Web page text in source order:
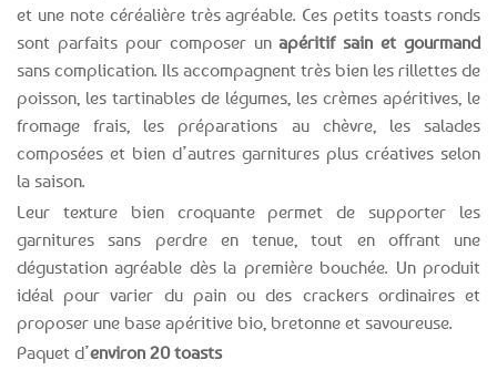
et une note céréalière très agréable. Ces petits toasts ronds
sont parfaits pour composer unapéritif sain et gourmand
sans complication. Ils accompagnent très bien les rillettes de
poisson, les tartinables de légumes, les crèmes apéritives, le
fromage frais, les préparations au chèvre, les salades
composées et bien d’autres garnitures plus créatives selon
la saison.
Leur texture bien croquante permet de supporter les
garnitures sans perdre en tenue, tout en offrant une
dégustation agréable dès la première bouchée. Un produit
idéal pour varier du pain ou des crackers ordinaires et
proposer une base apéritive bio, bretonne et savoureuse.
Paquet d’environ 20 toasts